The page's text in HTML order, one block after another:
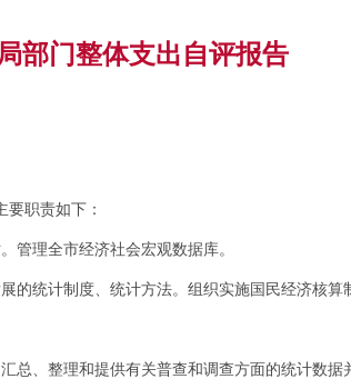
部门整体支出自评报告
职责如下：
管理全市经济社会宏观数据库。
的统计制度、统计方法。组织实施国民经济核
、整理和提供有关普查和调查方面的统计数据